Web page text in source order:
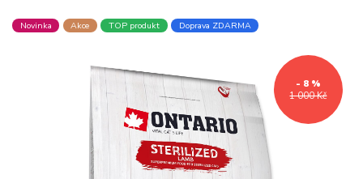
Novinka Akce TOP produkt Doprava ZDARMA
1 000 Kč
- 8 %